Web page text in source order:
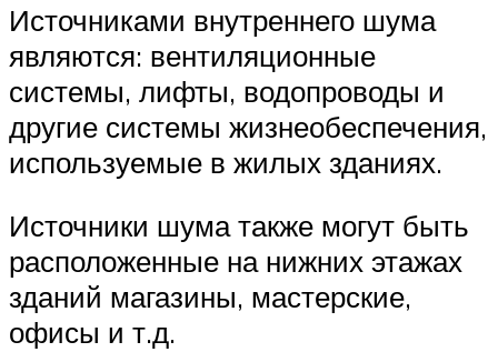
Источниками внутреннего шума
являются: вентиляционные
системы, лифты, водопроводы и
другие системы жизнеобеспечения,
используемые в жилых зданиях.
Источники шума также могут быть
расположенные на нижних этажах
зданий магазины, мастерские,
офисы и т.д.